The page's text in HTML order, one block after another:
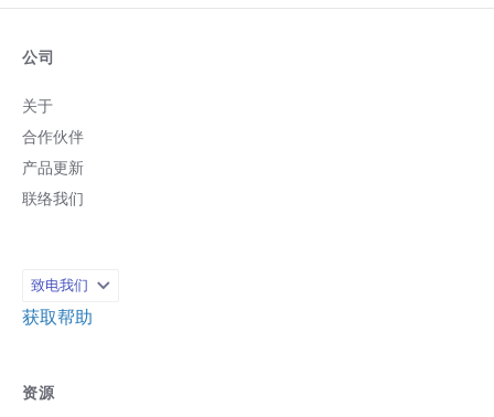
公司
关于
合作伙伴
产品更新
联络我们
致电我们
获取帮助
资源